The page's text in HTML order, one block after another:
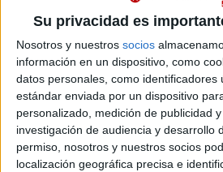
Su privacidad es
Nosotros y nuestros socios
información en un dispositivo, como
datos personales, como identificadores
estándar enviada por un dispositivo
personalizado, medición de publicidad
investigación de audiencia y desarrollo
permiso, nosotros y nuestros socios
localización geográfica precisa e
Pídeles información ¡GRATIS!
Notas de corte
Educación Infantil
provincias
Oferta en toda España